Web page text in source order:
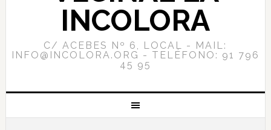
INCOLORA
C/ ACEBES Nº 6, LOCAL - MAIL:
INFO@INCOLORA.ORG - TELÉFONO: 91 796
45 95